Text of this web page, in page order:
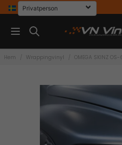
Hem Wrappingvinyl OMEGA SKINZ